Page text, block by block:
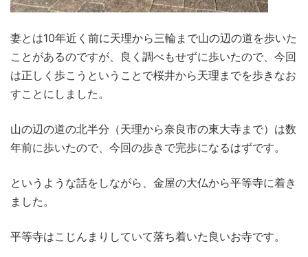
妻とは10年近く前に天理から三輪まで山の辺の道を歩いた
ことがあるのですが、良く調べもせずに歩いたので、今回
は正しく歩こうということで桜井から天理までを歩きなお
すことにしました。
山の辺の道の北半分（天理から奈良市の東大寺まで）は数
年前に歩いたので、今回の歩きで完歩になるはずです。
というような話をしながら、金屋の大仏から平等寺に着き
ました。
平等寺はこじんまりしていて落ち着いた良いお寺です。